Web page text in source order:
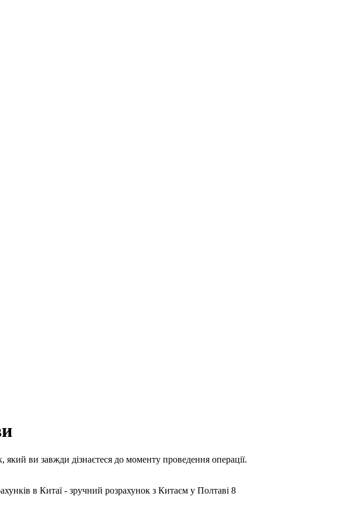
ви завжди дізнаєтеся до моменту проведення операції.